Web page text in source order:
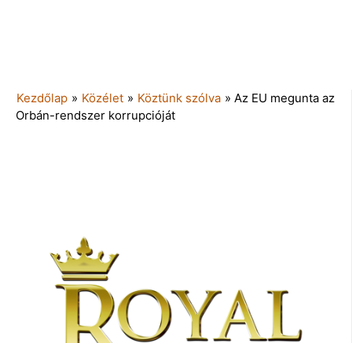
Kezdőlap » Közélet » Köztünk szólva » Az EU megunta az
Orbán-rendszer korrupcióját